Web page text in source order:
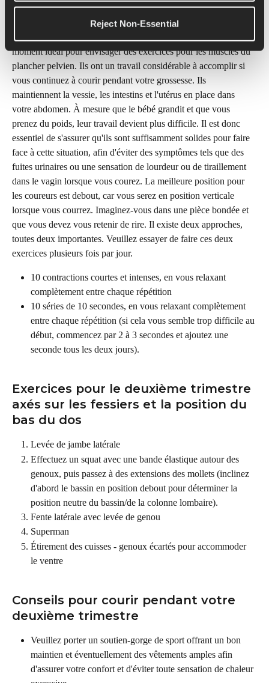
Reject Non-Essential
essentiel de ne pas vous surmener.
Si vous n'avez pas encore commencé à les pratiquer, c'est le
moment idéal pour envisager des exercices pour les muscles du
plancher pelvien. Ils ont un travail considérable à accomplir si
vous continuez à courir pendant votre grossesse. Ils
maintiennent la vessie, les intestins et l'utérus en place dans
votre abdomen. À mesure que le bébé grandit et que vous
prenez du poids, leur travail devient plus difficile. Il est donc
essentiel de s'assurer qu'ils sont suffisamment solides pour faire
face à cette situation, afin d'éviter des symptômes tels que des
fuites urinaires ou une sensation de lourdeur ou de tiraillement
dans le vagin lorsque vous courez. La meilleure position pour
les coureurs est debout, car vous serez en position verticale
lorsque vous courrez. Imaginez-vous dans une pièce bondée et
que vous devez vous retenir de rire. Il existe deux approches,
toutes deux importantes. Veuillez essayer de faire ces deux
exercices plusieurs fois par jour.
10 contractions courtes et intenses, en vous relaxant
complètement entre chaque répétition
10 séries de 10 secondes, en vous relaxant complètement
entre chaque répétition (si cela vous semble trop difficile au
début, commencez par 2 à 3 secondes et ajoutez une
seconde tous les deux jours).
Exercices pour le deuxième trimestre
axés sur les fessiers et la position du
bas du dos
Levée de jambe latérale
Effectuez un squat avec une bande élastique autour des
genoux, puis passez à des extensions des mollets (inclinez
d'abord le bassin en position debout pour déterminer la
position neutre du bassin/de la colonne lombaire).
Fente latérale avec levée de genou
Superman
Étirement des cuisses - genoux écartés pour accommoder
le ventre
Conseils pour courir pendant votre
deuxième trimestre
Veuillez porter un soutien-gorge de sport offrant un bon
maintien et éventuellement des vêtements amples afin
d'assurer votre confort et d'éviter toute sensation de chaleur